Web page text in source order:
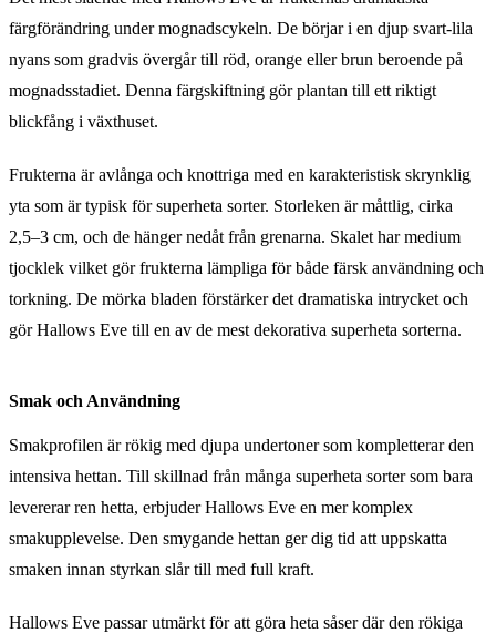
färgförändring under mognadscykeln. De börjar i en djup svart-lila
nyans som gradvis övergår till röd, orange eller brun beroende på
mognadsstadiet. Denna färgskiftning gör plantan till ett riktigt
blickfång i växthuset.
Frukterna är avlånga och knottriga med en karakteristisk skrynklig
yta som är typisk för superheta sorter. Storleken är måttlig, cirka
2,5–3 cm, och de hänger nedåt från grenarna. Skalet har medium
tjocklek vilket gör frukterna lämpliga för både färsk användning och
torkning. De mörka bladen förstärker det dramatiska intrycket och
gör Hallows Eve till en av de mest dekorativa superheta sorterna.
Smak och Användning
Smakprofilen är rökig med djupa undertoner som kompletterar den
intensiva hettan. Till skillnad från många superheta sorter som bara
levererar ren hetta, erbjuder Hallows Eve en mer komplex
smakupplevelse. Den smygande hettan ger dig tid att uppskatta
smaken innan styrkan slår till med full kraft.
Hallows Eve passar utmärkt för att göra heta såser där den rökiga